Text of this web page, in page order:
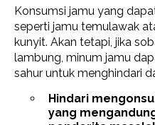
Konsumsi jamu yang
seperti jamu temulawak
kunyit. Akan tetapi, jika
lambung, minum jamu
sahur untuk menghindari
Hindari
yang